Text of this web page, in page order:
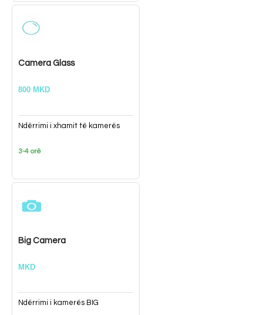
Camera Glass
800 MKD
Ndërrimi i xhamit të kamerës
3-4 orë
Big Camera
MKD
Ndërrimi i kamerës BIG